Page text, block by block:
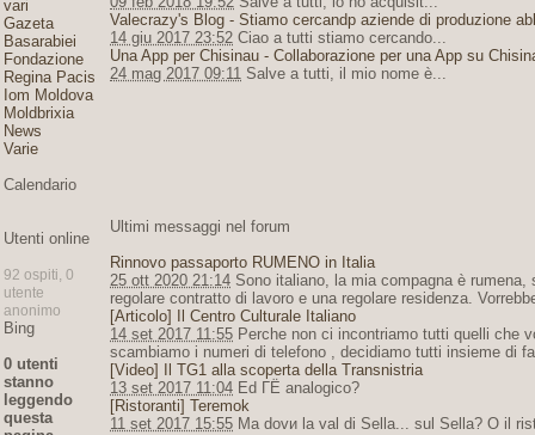
vari
Gazeta
Basarabiei
Fondazione
Regina Pacis
Iom Moldova
Moldbrixia
News
Varie
Calendario
Utenti online
92 ospiti, 0
utente
anonimo
Bing
0 utenti
stanno
leggendo
questa
Valecrazy's Blog - Stiamo cercandp aziende di produzione
14 giu 2017 23:52 Ciao a tutti stiamo cercando...
Una App per Chisinau - Collaborazione per una App su
24 mag 2017 09:11 Salve a tutti, il mio nome è...
Ultimi messaggi nel forum
Rinnovo passaporto RUMENO in Italia
25 ott 2020 21:14 Sono italiano, la mia compagna è
regolare contratto di lavoro e una regolare residenza.
[Articolo] Il Centro Culturale Italiano
14 set 2017 11:55 Perche non ci incontriamo tutti quelli che
scambiamo i numeri di telefono , decidiamo tutti insieme di
[Video] Il TG1 alla scoperta della Transnistria
13 set 2017 11:04 Ed ГЁ analogico?
[Ristoranti] Teremok
11 set 2017 15:55 Ma dovи la val di Sella... sul Sella? O il